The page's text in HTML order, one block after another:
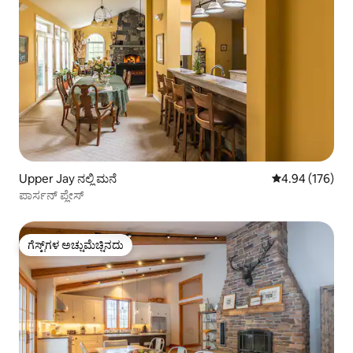
Upper Jay ನಲ್ಲಿ ಮನೆ 5 ರಲ್ಲಿ 4.94
4.94 (176)
ಪಾರ್ಸನ್ ಪ್ಲೇಸ್
ಗೆಸ್ಟ್‌ಗಳ ಅಚ್ಚುಮೆಚ್ಚಿನದು
ಗೆಸ್ಟ್‌ಗಳ ಅಚ್ಚುಮೆಚ್ಚಿನದು